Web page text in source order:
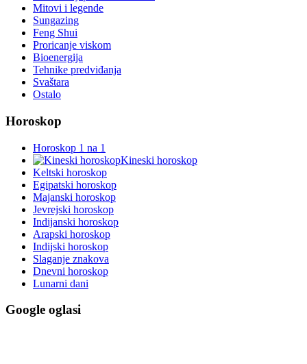
Mitovi i legende
Sungazing
Feng Shui
Proricanje viskom
Bioenergija
Tehnike predviđanja
Svaštara
Ostalo
Horoskop
Horoskop 1 na 1
Kineski horoskop
Keltski horoskop
Egipatski horoskop
Majanski horoskop
Jevrejski horoskop
Indijanski horoskop
Arapski horoskop
Indijski horoskop
Slaganje znakova
Dnevni horoskop
Lunarni dani
Google oglasi